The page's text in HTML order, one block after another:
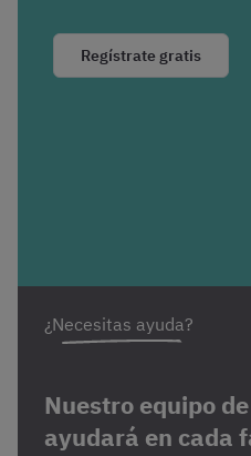
Regístrate gratis
¿Necesitas ayuda?
Nuestro equipo
ayudará en cada